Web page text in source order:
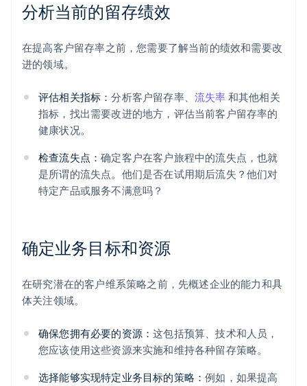
分析当前的留存绩效
在提高客户留存率之前，您需要了解当前的绩效和需要改
进的领域。
评估相关指标：分析客户留存率、流失率 和其他相关
指标，找出需要改进的地方，评估当前客户留存率的
健康状况。
检查流失点：确定客户在客户旅程中的流失点，也就
是所谓的流失点。他们是否在试用期后流失？他们对
特定产品或服务不满意吗？
确定业务目标和资源
在研究潜在的客户维系策略之前，先概述企业的能力和具
体关注领域。
确保您拥有必要的资源：这包括预算、技术和人员，
您应该使用这些资源来实施和维持各种留存策略。
选择能够实现特定业务目标的策略：例如，如果提高